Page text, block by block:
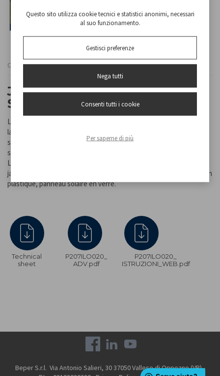
Cod P207ILO020
JEU DE DEUX CHEVILLES
SOLAIRES
Lot de 2 lampes solaires pour allées et jardins, avec piquet. Les
lampes s'allument automatiquement dans l'obscurité et
s'éteignent à la lumière du jour, grâce à l'énergie de la lumière du
soleil.
Le piquet permet de fixer les lampes au sol n'importe où dans le
jardin, à côté des parterres de fleurs ou le long des allées. Corps en
plastique, panneau solaire en verre.
Technical
sheet
P207ILO020_
ADV.pdf
P207ILO020_
ISTRUZIONI_WEB.pdf
Beper S.r.l. Via Antonio Salieri, 30 37050 Vallese di Oppeano (VR) -
Questo sito utilizza cookie tecnici e statistici anonimi, necessari
al suo funzionamento.
Gestisci preferenze
Nega tutti
Consenti tutti i cookie
Per saperne di più